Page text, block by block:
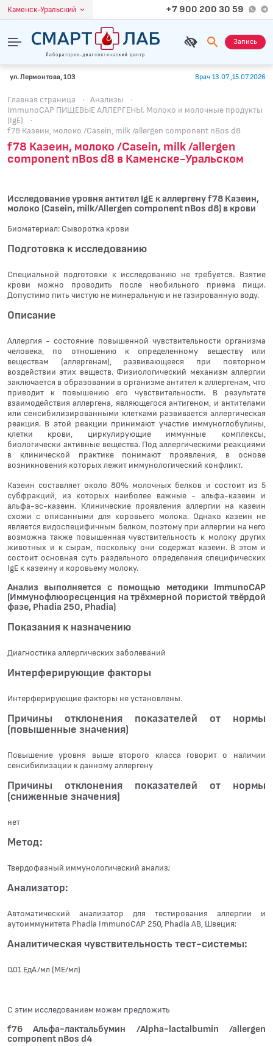
Каменск-Уральский +7 900 200 30 59
Запись
ул. Лермонтова, 103 Врач 13.07.,15.07.2026
Главная страница · Анализы
·
ImmunoCAP ПИЩЕВЫЕ АЛЛЕРГЕНЫ. Молоко и молочные продукты
(IgE)
·
f78 Казеин, молоко /Casein, milk /allergen component nBos d8
f78 Казеин, молоко /Casein, milk /allergen
component nBos d8 в Каменске-Уральском
Исследование уровня антител IgE к аллергену f78 Казеин,
молоко (Casein, milk/Allergen component nBos d8) в крови
Биоматериал: Сыворотка крови
Подготовка к исследованию
Специальной подготовки к исследованию не требуется. Взятие
крови можно проводить после необильного приема пищи.
Допустимо пить чистую не минеральную и не газированную воду.
Описание
Аллергия - состояние повышенной чувствительности организма
человека, по отношению к определенному веществу или
веществам (аллергенам), развивающееся при повторном
воздействии этих веществ. Физиологический механизм аллергии
заключается в образовании в организме антител к аллергенам, что
приводит к повышению его чувствительности. В результате
взаимодействия аллергена, являющегося антигеном, и антителами
или сенсибилизированными клетками развивается аллергическая
реакция. В этой реакции принимают участие иммуноглобулины,
клетки крови, циркулирующие иммунные комплексы,
биологически активные вещества. Под аллергическими реакциями
в клинической практике понимают проявления, в основе
возникновения которых лежит иммунологический конфликт.
Казеин составляет около 80% молочных белков и состоит из 5
субфракций, из которых наиболее важные - альфа-казеин и
альфа-эс-казеин. Клинические проявления аллергии на казеин
схожи с описанными для коровьего молока. Однако казеин не
является видоспецифичным белком, поэтому при аллергии на него
возможна также повышенная чувствительность к молоку других
животных и к сырам, поскольку они содержат казеин. В этом и
состоит основная суть раздельного определения специфических
IgE к казеину и коровьему молоку.
Анализ выполняется с помощью методики ImmunoCAP
(Иммунофлюоресценция на трёхмерной пористой твёрдой
фазе, Phadia 250, Phadia)
Показания к назначению
Диагностика аллергических заболеваний
Интерферирующие факторы
Интерферирующие факторы не установлены.
Причины отклонения показателей от нормы
(повышенные значения)
Повышение уровня выше второго класса говорит о наличии
сенсибилизации к данному аллергену
Причины отклонения показателей от нормы
(сниженные значения)
нет
Метод:
Твердофазный иммунологический анализ;
Анализатор:
Автоматический анализатор для тестирования аллергии и
аутоиммунитета Phadia ImmunoCAP 250, Phadia АВ, Швеция;
Аналитическая чувствительность тест-системы:
0.01 ЕдА/мл (МЕ/мл)
С этим исследованием можем предложить
f76 Альфа-лактальбумин /Alpha-lactalbumin /allergen
component nBos d4